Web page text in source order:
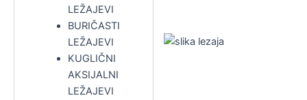
LEŽAJEVI
BURIČASTI
LEŽAJEVI
KUGLIČNI
AKSIJALNI
LEŽAJEVI